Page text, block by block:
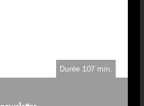
Durée 107 min.